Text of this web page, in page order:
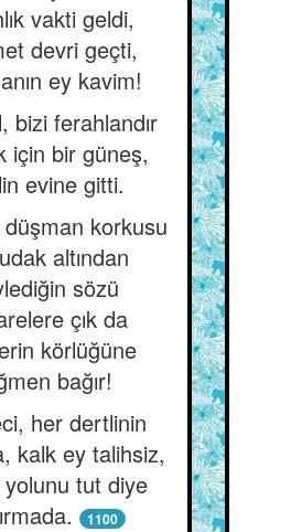
vakti geldi,
devri geçti,
ey kavim!
bizi ferahlandır
için bir güneş,
evine gitti.
korkusu
altından
sözü
çık da
körlüğüne
bağır!
her dertlinin
kalk ey talihsiz,
tut diye
1100